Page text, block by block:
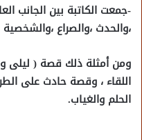
-جمعت الكاتبة بين الجانب
،والحدث ،والصراع
ومن أمثلة ذلك قصة ( ليلى
اللقاء ، وقصة حادث على
الحلم والغياب.